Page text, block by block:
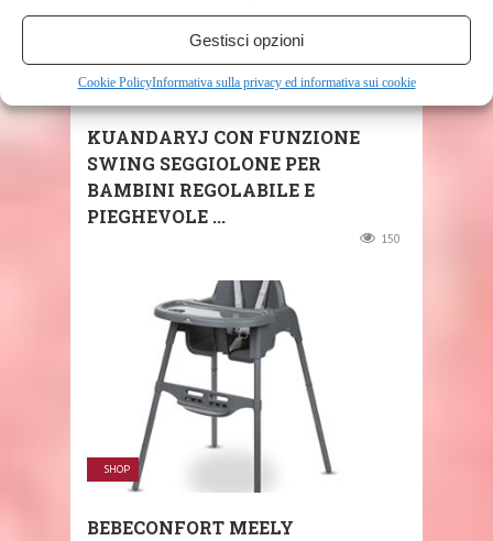
Gestisci opzioni
Cookie PolicyInformativa sulla privacy ed informativa sui cookie
SHOP
KUANDARYJ CON FUNZIONE
SWING SEGGIOLONE PER
BAMBINI REGOLABILE E
PIEGHEVOLE ...
150
SHOP
BEBECONFORT MEELY